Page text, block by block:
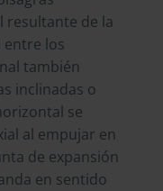
resultante de la
entre los
también
inclinadas o
se
al empujar en
de expansión
en sentido